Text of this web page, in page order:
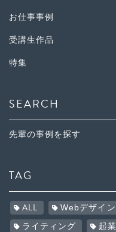
お仕事事例
受講生作品
特集
SEARCH
先輩の事例を探す
TAG
ALL Webデザイン
ライティング 起業